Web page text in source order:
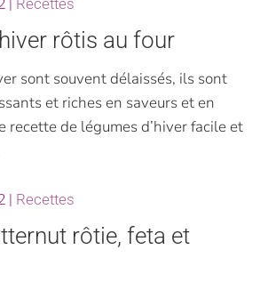
| Recettes
rôtis au four
sont souvent délaissés, ils sont
et riches en saveurs et en
recette de légumes d’hiver facile et
| Recettes
rôtie, feta et